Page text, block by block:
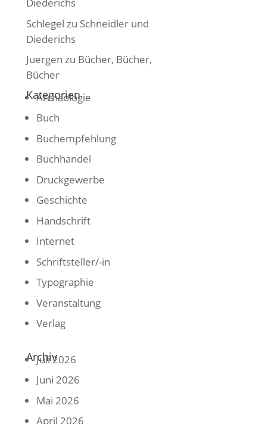
Diederichs
Schlegel zu Schneidler und
Diederichs
Juergen zu Bücher, Bücher,
Bücher
Kategorien
Archäologie
Buch
Buchempfehlung
Buchhandel
Druckgewerbe
Geschichte
Handschrift
Internet
Schriftsteller/-in
Typographie
Veranstaltung
Verlag
Archiv
Juli 2026
Juni 2026
Mai 2026
April 2026